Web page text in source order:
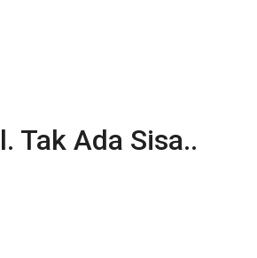
Tak Ada Sisa..